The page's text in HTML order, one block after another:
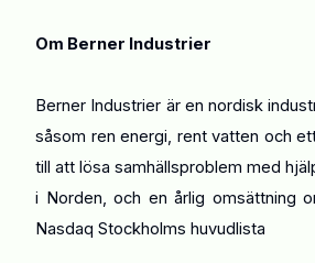
Om Berner Industrier
Berner Industrier är en nordisk
såsom ren energi, rent vatten och
till att lösa samhällsproblem med
i Norden, och en årlig omsättning
Nasdaq Stockholms huvudlista